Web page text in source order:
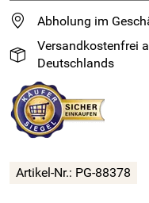
Abholung im
Versandkostenfrei
Deutschlands
Artikel-Nr.: PG-88378